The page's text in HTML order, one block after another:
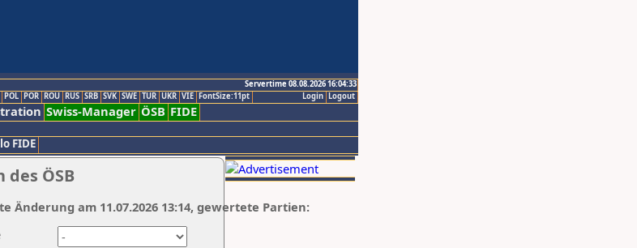
Servertime 08.08.2026 16:04:33
Logout
Login
POL POR ROU RUS SRB SVK SWE TUR UKR VIE FontSize:11pt
Swiss-Manager ÖSB FIDE
FIDE
ÖSB
Änderung am 11.07.2026 13:14, gewertete Partien: